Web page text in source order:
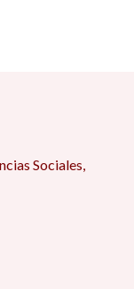
Sociales,